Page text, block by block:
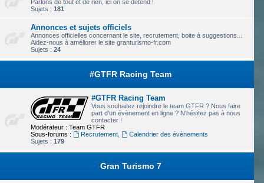
Parlons de tout et de rien, ici on se détend !
Sujets : 181
Annonces et sujets officiels
Annonces officielles concernant le site, recrutement, boite à suggestions...
Aidez-nous à améliorer le site granturismo-fr.com
Sujets : 24
#GTFR Racing Team
#GTFR Racing Team
Vous souhaitez rejoindre le team GTFR ? Nous faire
part d'un évènement en ligne ? N'hésitez pas à nous
contacter !
Modérateur : Team GTFR
Sous-forums :
Recrutement,
Calendrier des évènements
Sujets : 179
Gran Turismo 7